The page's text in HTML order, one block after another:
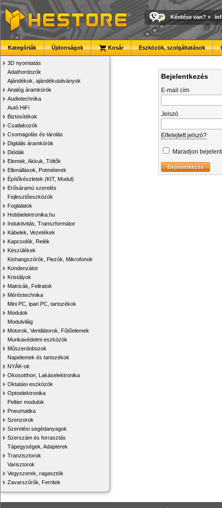
Kérdése van? »
Kategóriák Újdonságok Kosár Eszközök, szolgáltatások
3D nyomtatás
Adathordozók
Ajándékok, ajándékutalványok
Analóg áramkörök
Audiotechnika
Autó HiFi
Biztosítékok
Csatlakozók
Csomagolás és tárolás
Digitális áramkörök
Diódák
Elemek, Akkuk, Töltők
Ellenállások, Potméterek
Építőkészletek (KIT, Modul)
Erősáramú szerelés
Fejlesztőeszközök
Foglalatok
Hobbielektronika.hu
Induktivitás, Transzformátor
Kábelek, Vezetékek
Kapcsolók, Relék
Készülékek
Kishangszórók, Piezók, Mikrofonok
Kondenzátor
Kristályok
Matricák, Feliratok
Méréstechnika
Mini PC, ipari PC, tartozékok
Modulok
Modulvilág
Motorok, Ventilátorok, Fűtőelemek
Munkavédelmi eszközök
Műszerdobozok
Napelemek és tartozékok
NYÁK-ok
Okosotthon, Lakáselektronika
Oktatási eszközök
Optoelektronika
Peltier modulok
Pneumatika
Szenzorok
Szerelési segédanyagok
Szerszám és forrasztás
Tápegységek, Adapterek
Tranzisztorok
Varisztorok
Vegyszerek, ragasztók
Zavarszűrők, Ferritek
Bejelentkezés
E-mail cím
Jelszó
Elfelejtett jelszó?
Maradjon